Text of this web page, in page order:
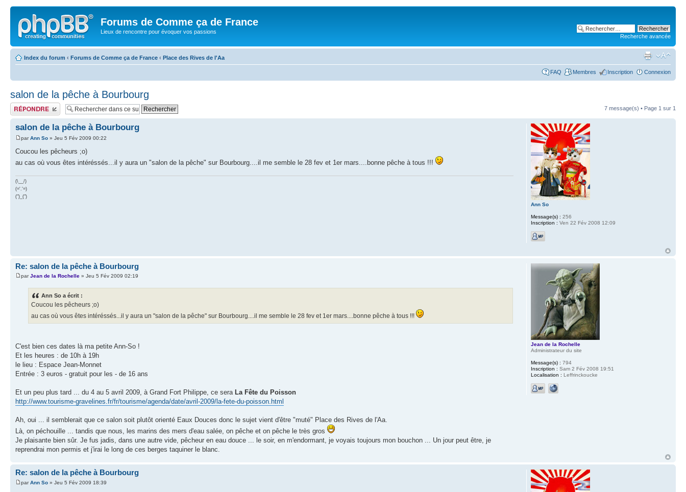
Forums de Comme ça de France
Lieux de rencontre pour évoquer vos passions
Recherche avancée
Index du forum ‹ Forums de Comme ça de France ‹ Place des Rives de l'Aa
FAQ Membres Inscription Connexion
salon de la pêche à Bourbourg
Publier une réponse 7 message(s) • Page 1 sur 1
salon de la pêche à Bourbourg
parAnn So » Jeu 5 Fév 2009 00:22
Coucou les pêcheurs ;o)
au cas où vous êtes intéréssés...il y aura un "salon de la pêche" sur Bourbourg....il me semble le 28 fev et 1er mars....bonne pêche à tous !!!
(\__/)
(='.'=)
(")_(")
Ann So
Message(s) : 256
Inscription : Ven 22 Fév 2008 12:09
Re: salon de la pêche à Bourbourg
parJean de la Rochelle » Jeu 5 Fév 2009 02:19
Ann So a écrit :
Coucou les pêcheurs ;o)
au cas où vous êtes intéréssés...il y aura un "salon de la pêche" sur Bourbourg....il me semble le 28 fev et 1er mars....bonne pêche à tous !!!
C'est bien ces dates là ma petite Ann-So !
Et les heures : de 10h à 19h
le lieu : Espace Jean-Monnet
Entrée : 3 euros - gratuit pour les - de 16 ans
Et un peu plus tard ... du 4 au 5 avril 2009, à Grand Fort Philippe, ce sera La Fête du Poisson
http://www.tourisme-gravelines.fr/fr/tourisme/agenda/date/avril-2009/la-fete-du-poisson.html
Ah, oui ... il semblerait que ce salon soit plutôt orienté Eaux Douces donc le sujet vient d'être "muté" Place des Rives de l'Aa.
Là, on péchouille ... tandis que nous, les marins des mers d'eau salée, on pêche et on pêche le très gros
Je plaisante bien sûr. Je fus jadis, dans une autre vide, pêcheur en eau douce ... le soir, en m'endormant, je voyais toujours mon bouchon ... Un jour peut être, je
reprendrai mon permis et j'irai le long de ces berges taquiner le blanc.
Jean de la Rochelle
Administrateur du site
Message(s) : 794
Inscription : Sam 2 Fév 2008 19:51
Localisation : Leffrinckoucke
Re: salon de la pêche à Bourbourg
parAnn So » Jeu 5 Fév 2009 18:39